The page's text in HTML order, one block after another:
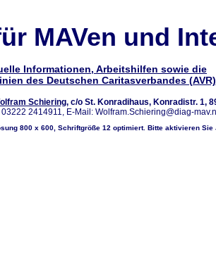
MAVen und
Informationen, Arbeitshilfen sowie die
des Deutschen Caritasverbandes (AVR)
Schiering, c/o St. Konradihaus, Konradistr. 1,
2414911, E-Mail: Wolfram.Schiering@diag-
800 x 600, Schriftgröße 12 optimiert. Bitte aktivieren Sie